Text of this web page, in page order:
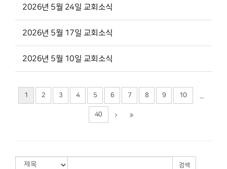
2026년 5월 24일 교회소식
2026년 5월 17일 교회소식
2026년 5월 10일 교회소식
1 2 3 4 5 6 7 8 9 10 ...
40
검색